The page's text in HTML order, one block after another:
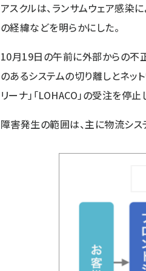
アスクルは、ランサムウェア感染
の経緯などを明らかにした。
10月19日の午前に外部からの不
のあるシステムの切り離しとネッ
リーナ」「LOHACO」の受注を停止
障害発生の範囲は、主に物流シス